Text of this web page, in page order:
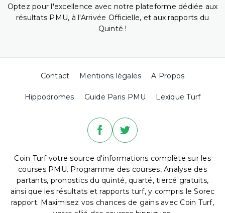
Optez pour l'excellence avec notre plateforme dédiée aux
résultats PMU, à l'Arrivée Officielle, et aux rapports du
Quinté !
Contact Mentions légales A Propos
Hippodromes Guide Paris PMU Lexique Turf
Coin Turf votre source d'informations complète sur les
courses PMU. Programme des courses, Analyse des
partants, pronostics du quinté, quarté, tiercé gratuits,
ainsi que les résultats et rapports turf, y compris le Sorec
rapport. Maximisez vos chances de gains avec Coin Turf,